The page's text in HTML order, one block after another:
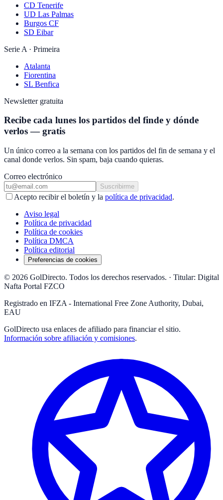
CD Tenerife
UD Las Palmas
Burgos CF
SD Eibar
Serie A · Primeira
Atalanta
Fiorentina
SL Benfica
Newsletter gratuita
Recibe cada lunes los partidos del finde y dónde
verlos — gratis
Un único correo a la semana con los partidos del fin de semana y el
canal donde verlos. Sin spam, baja cuando quieras.
Correo electrónico
Suscribirme
Acepto recibir el boletín y la política de privacidad.
Aviso legal
Política de privacidad
Política de cookies
Política DMCA
Política editorial
Preferencias de cookies
© 2026 GolDirecto. Todos los derechos reservados. · Titular: Digital
Nafta Portal FZCO
Registrado en IFZA - International Free Zone Authority, Dubai,
EAU
GolDirecto usa enlaces de afiliado para financiar el sitio.
Información sobre afiliación y comisiones.